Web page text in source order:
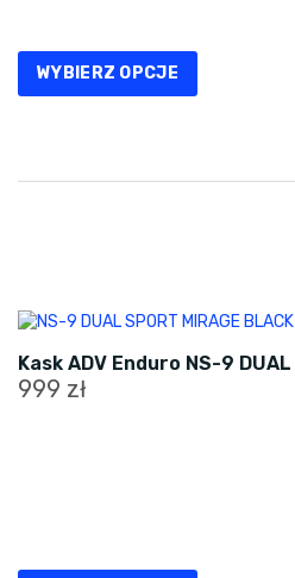
WYBIERZ OPCJE
Opcje
produktu
Kask ADV Enduro NS-9 DUAL
999 zł
wariantów.